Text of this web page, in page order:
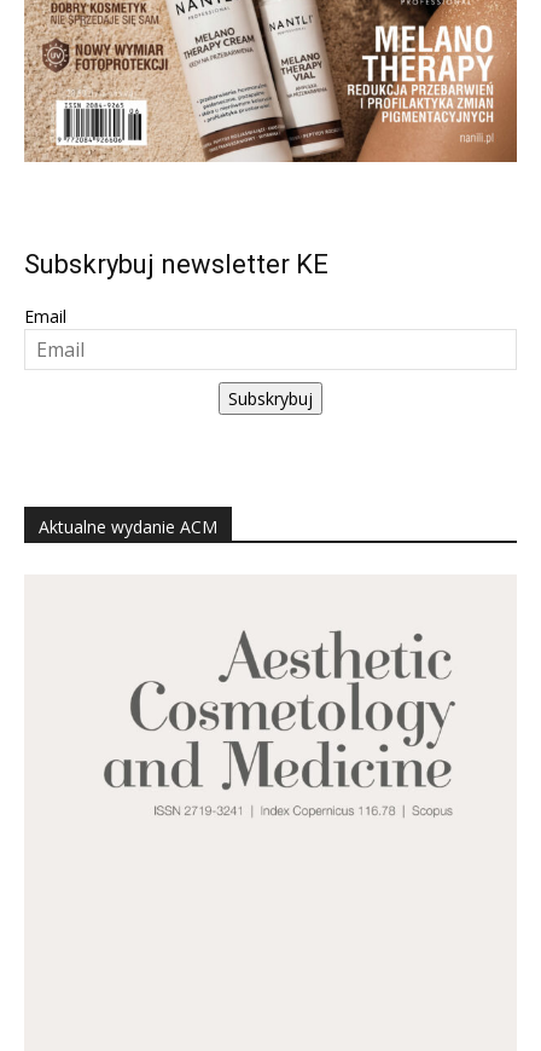
Subskrybuj newsletter KE
Email
Subskrybuj
Aktualne wydanie ACM